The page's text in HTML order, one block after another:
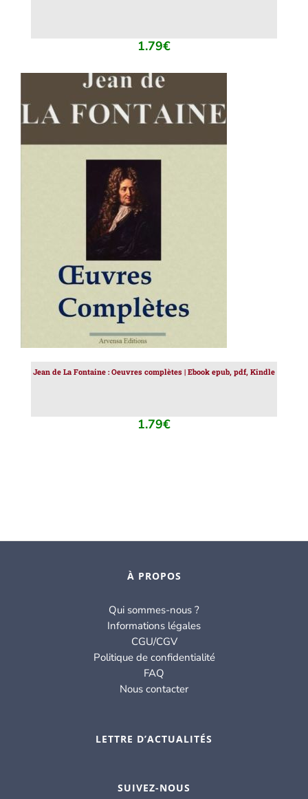
1.79€
AJOUTER AU PANIER
Jean de La Fontaine : Oeuvres complètes | Ebook epub, pdf, Kindle
1.79€
À PROPOS
Qui sommes-nous ?
Informations légales
CGU/CGV
Politique de confidentialité
FAQ
Nous contacter
LETTRE D’ACTUALITÉS
SUIVEZ-NOUS